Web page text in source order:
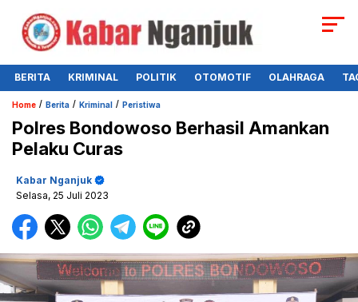
BERITA KRIMINAL POLITIK OTOMOTIF OLAHRAGA
Home / Berita / Kriminal / Peristiwa
Polres Bondowoso Berhasil Amankan
Pelaku Curas
Kabar Nganjuk
Selasa, 25 Juli 2023